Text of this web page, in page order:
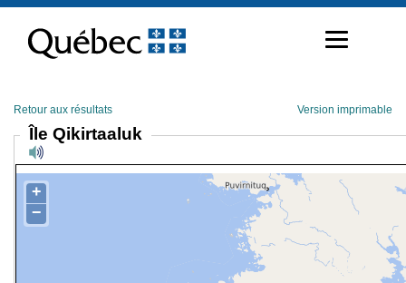
contenu
Retour aux résultats Version imprimable
Île Qikirtaaluk
+
−